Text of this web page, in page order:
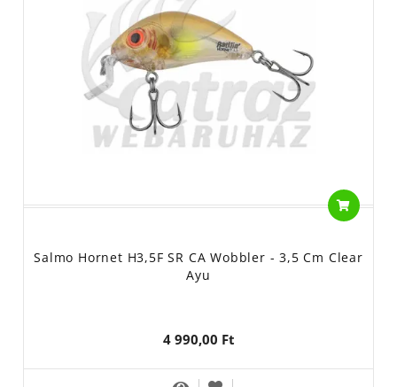
Salmo Hornet H3,5F SR CA Wobbler - 3,5 Cm Clear
Ayu
4 990,00 Ft